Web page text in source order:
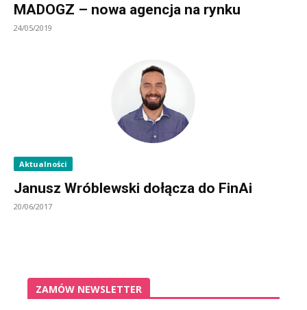
MADOGZ – nowa agencja na rynku
24/05/2019
Aktualności
Janusz Wróblewski dołącza do FinAi
20/06/2017
ZAMÓW NEWSLETTER